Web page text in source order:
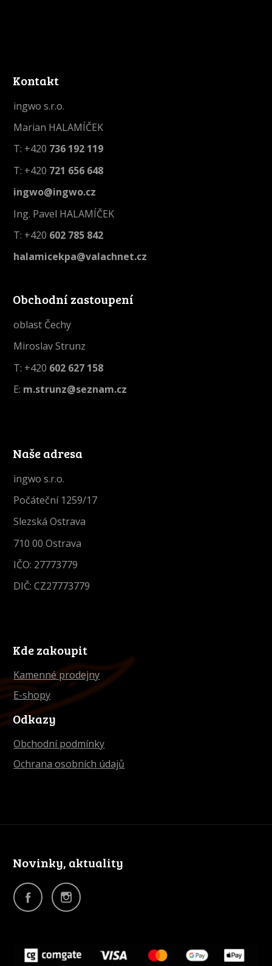
Kontakt
ingwo s.r.o.
Marian HALAMÍČEK
T: +420 736 192 119
T: +420 721 656 648
ingwo@ingwo.cz
Ing. Pavel HALAMÍČEK
T: +420 602 785 842
halamicekpa@valachnet.cz
Obchodní zastoupení
oblast Čechy
Miroslav Strunz
T: +420 602 627 158
E: m.strunz@seznam.cz
Naše adresa
ingwo s.r.o.
Počáteční 1259/17
Slezská Ostrava
710 00 Ostrava
IČO: 27773779
DIČ: CZ27773779
Kde zakoupit
Kamenné prodejny
E-shopy
Odkazy
Obchodní podmínky
Ochrana osobních údajů
Novinky, aktuality